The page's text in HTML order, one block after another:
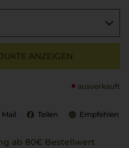
ANZEIGEN
ausverkauft
Mail Teilen Empfehlen
ab 80€ Bestellwert